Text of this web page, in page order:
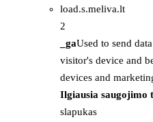
load.s.meliva.lt
2
_gaUsed to send
visitor's device and
devices and
Ilgiausia saugojimo
slapukas